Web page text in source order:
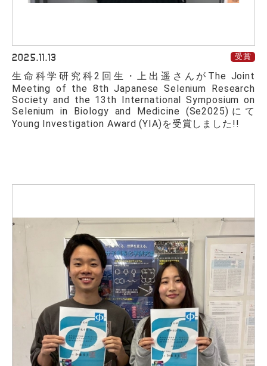
2025.11.13 受賞
生命科学研究科2回生・上出遥さんがThe Joint
Meeting of the 8th Japanese Selenium Research
Society and the 13th International Symposium on
Selenium in Biology and Medicine (Se2025)にて
Young Investigation Award (YIA)を受賞しました!!